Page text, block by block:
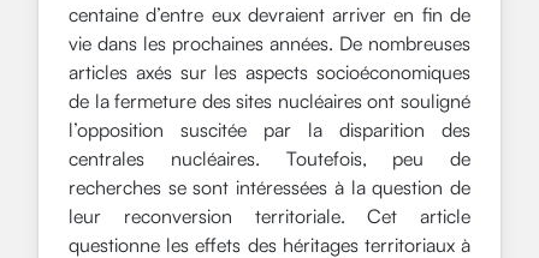
centaine d’entre eux devraient arriver en fin de
vie dans les prochaines années. De nombreuses
articles axés sur les aspects socioéconomiques
de la fermeture des sites nucléaires ont souligné
l’opposition suscitée par la disparition des
centrales nucléaires. Toutefois, peu de
recherches se sont intéressées à la question de
leur reconversion territoriale. Cet article
questionne les effets des héritages territoriaux à